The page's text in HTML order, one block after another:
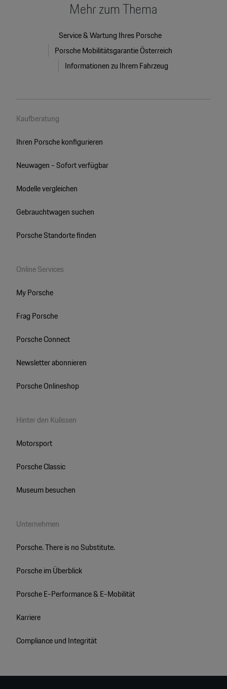
Mehr zum Thema
Service & Wartung Ihres Porsche
Porsche Mobilitätsgarantie Österreich
Informationen zu Ihrem Fahrzeug
Kaufberatung
Ihren Porsche konfigurieren
Neuwagen - Sofort verfügbar
Modelle vergleichen
Gebrauchtwagen suchen
Porsche Standorte finden
Online Services
My Porsche
Frag Porsche
Porsche Connect
Newsletter abonnieren
Porsche Onlineshop
Hinter den Kulissen
Motorsport
Porsche Classic
Museum besuchen
Unternehmen
Porsche. There is no Substitute.
Porsche im Überblick
Porsche E-Performance & E-Mobilität
Karriere
Compliance und Integrität